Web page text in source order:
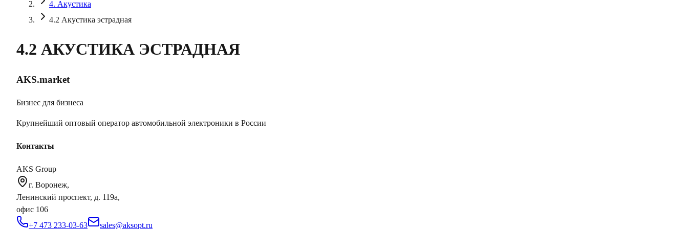
4. Акустика
4.2 Акустика эстрадная
4.2 АКУСТИКА ЭСТРАДНАЯ
AKS.market
Бизнес для бизнеса
Крупнейший оптовый оператор автомобильной электроники в России
Контакты
AKS Group
г. Воронеж,
Ленинский проспект, д. 119а,
офис 106
+7 473 233-03-63
sales@aksopt.ru